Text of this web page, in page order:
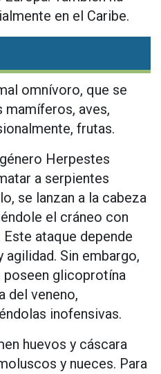
en el Caribe.
omnívoro, que se
mamíferos, aves,
frutas.
Herpestes
a serpientes
se lanzan a la cabeza
el cráneo con
ataque depende
agilidad. Sin embargo,
poseen glicoprotína
del veneno,
inofensivas.
huevos y cáscara
y nueces. Para